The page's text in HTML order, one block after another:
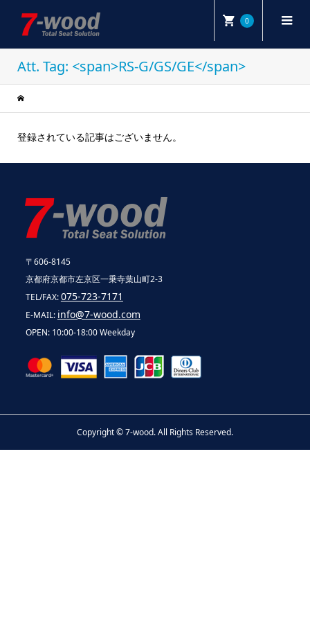
0
Att. Tag: <span>RS-G/GS/GE</span>
登録されている記事はございません。
〒606-8145
京都府京都市左京区一乗寺葉山町2-3
TEL/FAX:075-723-7171
E-MAIL: info@7-wood.com
OPEN: 10:00-18:00 Weekday
Copyright ©7-wood. All Rights Reserved.